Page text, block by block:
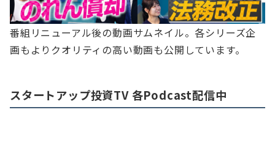
番組リニューアル後の動画サムネイル。各シリーズ企
画もよりクオリティの高い動画も公開しています。
スタートアップ投資TV 各Podcast配信中